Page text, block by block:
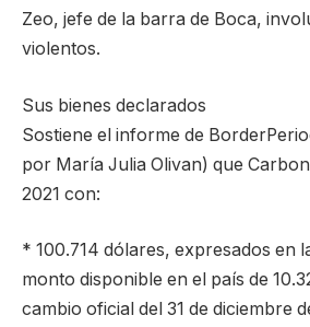
Zeo, jefe de la barra de Boca,
violentos.
Sus bienes declarados
Sostiene el informe de
por María Julia Olivan) que
2021 con:
* 100.714 dólares, expresados en
monto disponible en el país de
cambio oficial del 31 de diciembre